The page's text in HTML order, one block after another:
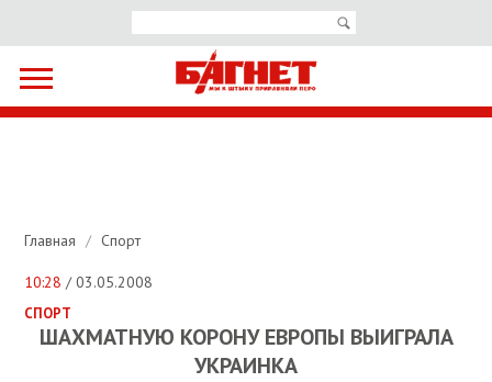
Главная / Спорт
10:28 / 03.05.2008
СПОРТ
ШАХМАТНУЮ КОРОНУ ЕВРОПЫ ВЫИГРАЛА
УКРАИНКА